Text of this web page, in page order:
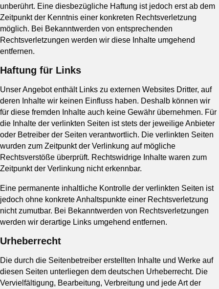
unberührt. Eine diesbezügliche Haftung ist jedoch erst ab dem
Zeitpunkt der Kenntnis einer konkreten Rechtsverletzung
möglich. Bei Bekanntwerden von entsprechenden
Rechtsverletzungen werden wir diese Inhalte umgehend
entfernen.
Haftung für Links
Unser Angebot enthält Links zu externen Websites Dritter, auf
deren Inhalte wir keinen Einfluss haben. Deshalb können wir
für diese fremden Inhalte auch keine Gewähr übernehmen. Für
die Inhalte der verlinkten Seiten ist stets der jeweilige Anbieter
oder Betreiber der Seiten verantwortlich. Die verlinkten Seiten
wurden zum Zeitpunkt der Verlinkung auf mögliche
Rechtsverstöße überprüft. Rechtswidrige Inhalte waren zum
Zeitpunkt der Verlinkung nicht erkennbar.
Eine permanente inhaltliche Kontrolle der verlinkten Seiten ist
jedoch ohne konkrete Anhaltspunkte einer Rechtsverletzung
nicht zumutbar. Bei Bekanntwerden von Rechtsverletzungen
werden wir derartige Links umgehend entfernen.
Urheberrecht
Die durch die Seitenbetreiber erstellten Inhalte und Werke auf
diesen Seiten unterliegen dem deutschen Urheberrecht. Die
Vervielfältigung, Bearbeitung, Verbreitung und jede Art der